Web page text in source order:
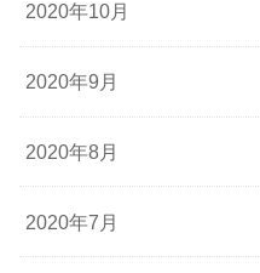
2020年10月
2020年9月
2020年8月
2020年7月